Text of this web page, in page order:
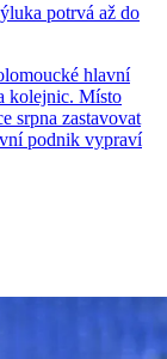
potrvá až do
hlavní
kolejnic. Místo
srpna zastavovat
podnik vypraví